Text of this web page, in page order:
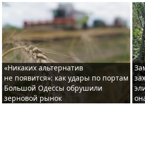
«Никаких альтернатив
не появится»: как удары по портам
Большой Одессы обрушили
зерновой рынок